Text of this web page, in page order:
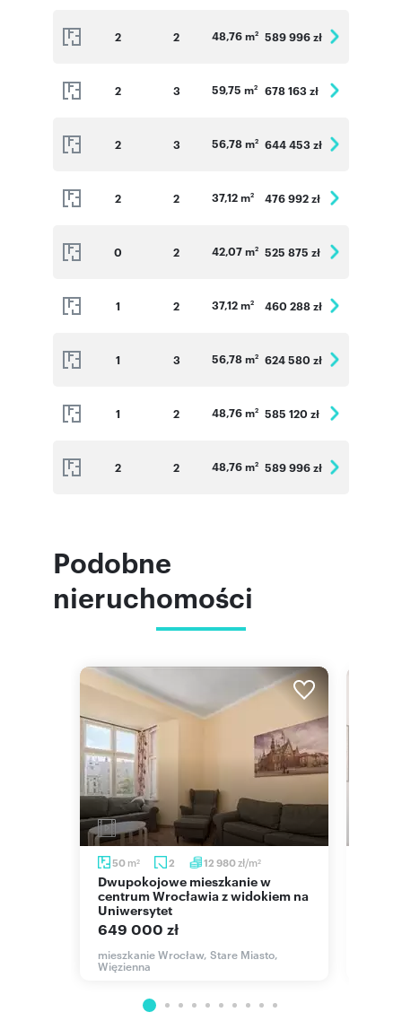
2 2 48,76 m2 589 996 zł
2 3 59,75 m2 678 163 zł
2 3 56,78 m2 644 453 zł
2 2 37,12 m2 476 992 zł
0 2 42,07 m2 525 875 zł
1 2 37,12 m2 460 288 zł
1 3 56,78 m2 624 580 zł
1 2 48,76 m2 585 120 zł
2 2 48,76 m2 589 996 zł
Podobne
nieruchomości
50 m2 2 12 980zł/m2
Dwupokojowe mieszkanie w
centrum Wrocławia z widokiem na
Uniwersytet
649 000 zł
mieszkanie Wrocław, Stare Miasto,
Więzienna